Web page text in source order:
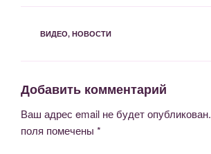
РУБРИКИ
ВИДЕО, НОВОСТИ
Добавить комментарий
Ваш адрес email не будет опубликован.
поля помечены *